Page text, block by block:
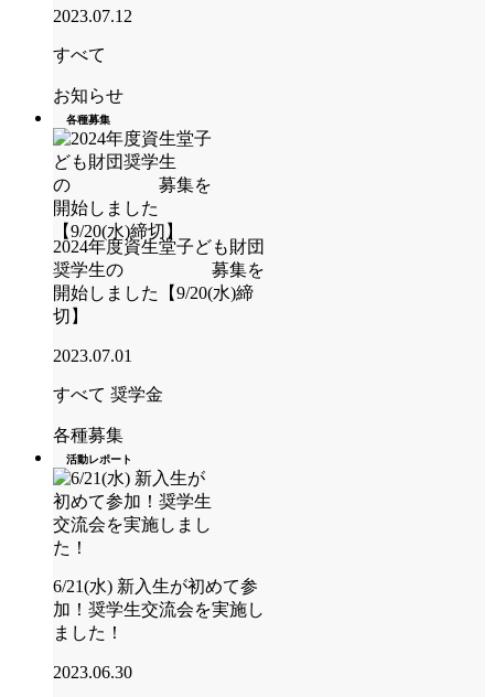
2023.07.12
すべて
お知らせ
各種募集
2024年度資生堂子ども財団
奨学生の 募集を
開始しました【9/20(水)締
切】
2023.07.01
すべて 奨学金
各種募集
活動レポート
6/21(水) 新入生が初めて参
加！奨学生交流会を実施し
ました！
2023.06.30